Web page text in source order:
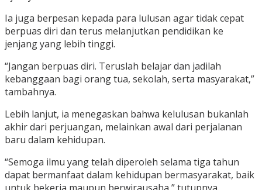
Ia juga berpesan kepada para lulusan agar tidak cepat
berpuas diri dan terus melanjutkan pendidikan ke
jenjang yang lebih tinggi.
“Jangan berpuas diri. Teruslah belajar dan jadilah
kebanggaan bagi orang tua, sekolah, serta masyarakat,”
tambahnya.
Lebih lanjut, ia menegaskan bahwa kelulusan bukanlah
akhir dari perjuangan, melainkan awal dari perjalanan
baru dalam kehidupan.
“Semoga ilmu yang telah diperoleh selama tiga tahun
dapat bermanfaat dalam kehidupan bermasyarakat, baik